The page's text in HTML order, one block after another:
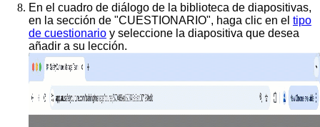
En el cuadro de diálogo de la biblioteca de diapositivas,
en la sección de "CUESTIONARIO", haga clic en el tipo
de cuestionario y seleccione la diapositiva que desea
añadir a su lección.